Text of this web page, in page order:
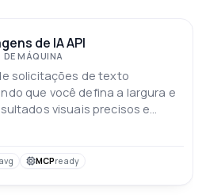
de IA API
MÁQUINA
solicitações de texto
que você defina a largura e
visuais precisos e
avg MCPready